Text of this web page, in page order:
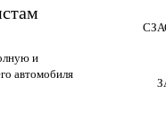
и
автомобиля